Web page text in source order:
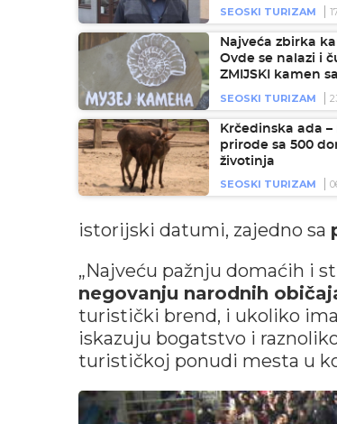
SEOSKI TURIZAM
Najveća zbirka
Ovde se nalazi i
ZMIJSKI kamen
SEOSKI TURIZAM
Krčedinska ada
prirode sa 500
životinja
SEOSKI TURIZAM
istorijski datumi, zajedno sa
„Najveću pažnju domaćih i
negovanju narodnih
turistički brend, i ukoliko
iskazuju bogatstvo i
turističkoj ponudi mesta u